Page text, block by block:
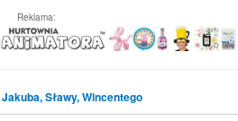
Reklama:
Jakuba, Sławy, Wincentego